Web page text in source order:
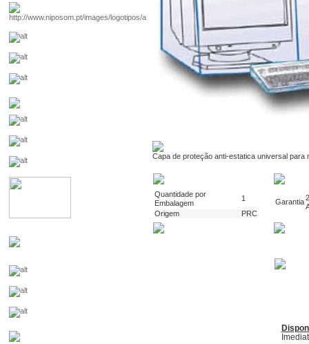
Capa de proteção anti-estatica universal para
Quantidade por
Embalagem
1
Origem
PRC
Garantia2